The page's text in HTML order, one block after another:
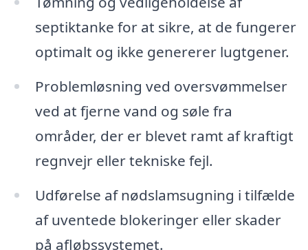
septiktanke for at sikre, at de fungerer
optimalt og ikke genererer lugtgener.
Problemløsning ved oversvømmelser
ved at fjerne vand og søle fra
områder, der er blevet ramt af kraftigt
regnvejr eller tekniske fejl.
Udførelse af nødslamsugning i tilfælde
af uventede blokeringer eller skader
på afløbssystemet.